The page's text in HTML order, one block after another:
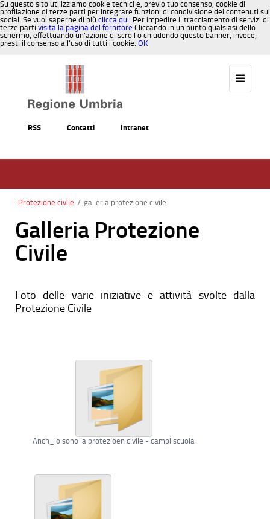
Su questo sito utilizziamo cookie tecnici e, previo tuo consenso, cookie di
profilazione di terze parti per integrare funzioni di condivisione dei contenuti sui
social. Se vuoi saperne di più clicca qui. Per impedire il tracciamento di servizi di
terze parti visita la pagina del fornitore Cliccando in un punto qualsiasi dello
schermo, effettuando un’azione di scroll o chiudendo questo banner, invece,
presti il consenso all’uso di tutti i cookie. OK
RSS Contatti Intranet
Protezione civile / galleria protezione civile
Galleria Protezione
Civile
Foto delle varie iniziative e attività svolte dalla
Protezione Civile
Anch_io sono la protezioen civile - campi scuola